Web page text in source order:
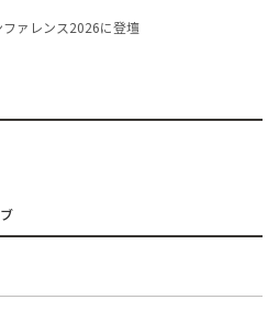
ァレンス2026に登壇